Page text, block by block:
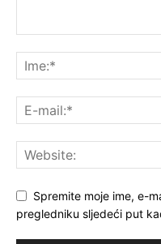
Spremite moje ime, e-
pregledniku sljedeći put